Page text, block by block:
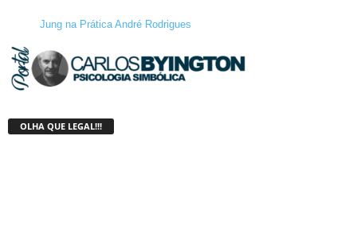
Jung na Prática André Rodrigues
OLHA QUE LEGAL!!!